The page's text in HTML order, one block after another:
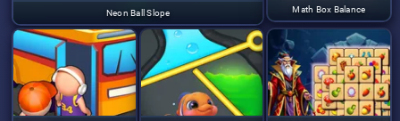
Neon Ball Slope Math Box Balance